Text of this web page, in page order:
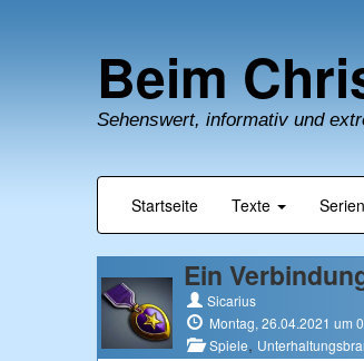
Beim
Sehenswert, informativ und
Startseite Texte Serien
Ein
Sicarius
Montag, 26.04.2021 um
Spiele,